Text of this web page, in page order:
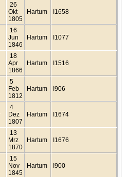
26
Okt
1805
Hartum I1658
16
Jun
1846
Hartum I1077
18
Apr
1866
Hartum I1516
5
Feb
1812
Hartum I906
4
Dez
1807
Hartum I1674
13
Mrz
1870
Hartum I1676
15
Nov
1845
Hartum I900